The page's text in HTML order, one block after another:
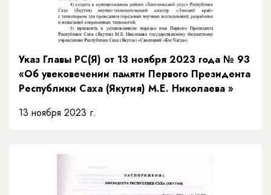
Указ Главы РС(Я) от 13 ноября 2023 года № 93
«Об увековечении памяти Первого Президента
Республики Саха (Якутия) М.Е. Николаева »
13 ноября 2023 г.